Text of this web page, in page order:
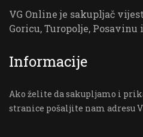
VG Online je sakupljač
Goricu, Turopolje,
Informacije
Ako želite da sakupljamo i
stranice pošaljite nam adresu